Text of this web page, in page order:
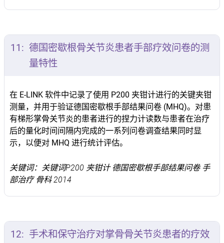
11: 德国密歇根骨关节炎患者手部疗效问卷的测
量特性
在 E-LINK 软件中记录了使用 P200 夹钳计进行的关键夹钳
测量，并用于验证德国密歇根手部结果问卷 (MHQ)。对患
有梯形掌骨关节炎的患者进行的捏力计读数与患者在治疗
后的量化时间间隔内完成的一系列问卷调查结果同时显
示，以便对 MHQ 进行统计评估。
关键词：关键词P200 夹钳计 德国密歇根手部结果问卷 手
部治疗 骨科 2014
12: 手术和保守治疗对掌骨骨关节炎患者的疗效